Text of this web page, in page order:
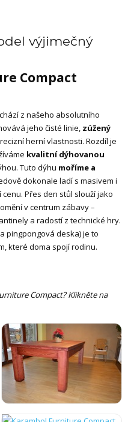
výjimečný
Compact
z našeho absolutního
jeho čisté linie, zúžený
herní vlastnosti. Rozdíl je
kvalitní dýhovanou
Tuto dýhu moříme a
dokonale ladí s masivem i
Přes den stůl slouží jako
v centrum zábavy –
a radostí z technické hry.
pingpongová deska) je to
které doma spojí rodinu.
Compact? Klikněte na